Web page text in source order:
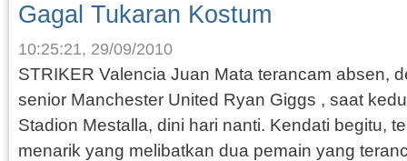
Gagal Tukaran Kostum
10:25:21, 29/09/2010
STRIKER Valencia Juan Mata terancam absen,
senior Manchester United Ryan Giggs , saat
Stadion Mestalla, dini hari nanti. Kendati begitu,
menarik yang melibatkan dua pemain yang